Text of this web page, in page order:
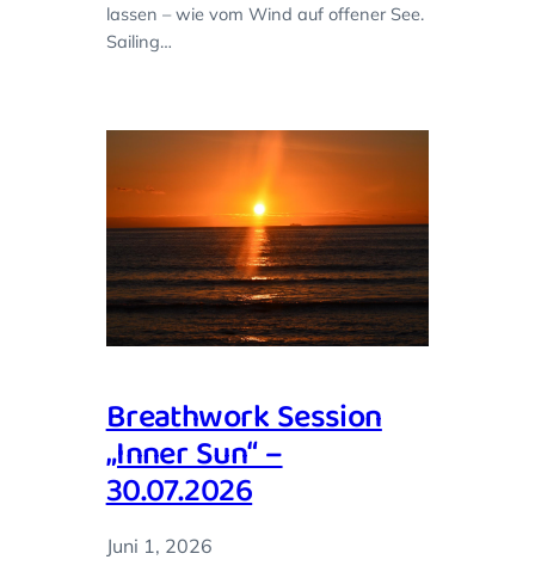
lassen – wie vom Wind auf offener See.
Sailing…
Breathwork Session
„Inner Sun“ –
30.07.2026
Juni 1, 2026